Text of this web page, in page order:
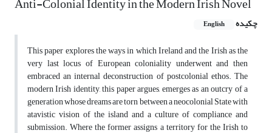
چکیده English
This paper explores the ways in which Ireland and the Irish as the
very last locus of European coloniality underwent and then
embraced an internal deconstruction of postcolonial ethos. The
modern Irish identity, this paper argues, emerges as an outcry of a
generation whose dreams are torn between a neocolonial State with
atavistic vision of the island and a culture of compliance and
submission. Where the former assigns a territory for the Irish to